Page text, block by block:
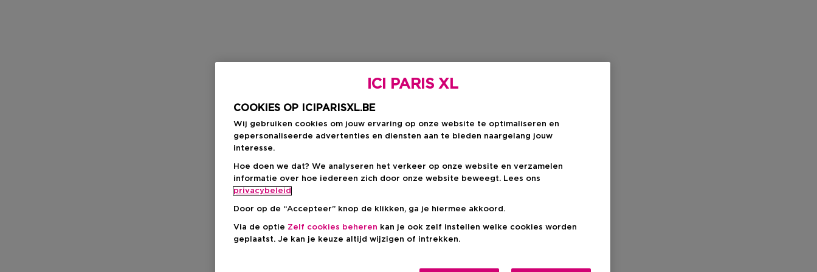
ICI PARIS XL
COOKIES OP ICIPARISXL.BE
Wij gebruiken cookies om jouw ervaring op onze website te optimaliseren en
gepersonaliseerde advertenties en diensten aan te bieden naargelang jouw
interesse.
Hoe doen we dat? We analyseren het verkeer op onze website en verzamelen
informatie over hoe iedereen zich door onze website beweegt. Lees ons
privacybeleid
Door op de “Accepteer” knop de klikken, ga je hiermee akkoord.
Via de optie Zelf cookies beheren kan je ook zelf instellen welke cookies worden
geplaatst. Je kan je keuze altijd wijzigen of intrekken.